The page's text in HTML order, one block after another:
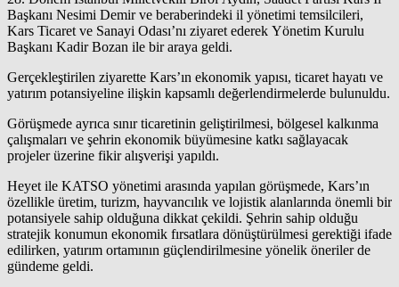
Başkanı Nesimi Demir ve beraberindeki il yönetimi temsilcileri,
Kars Ticaret ve Sanayi Odası’nı ziyaret ederek Yönetim Kurulu
Başkanı Kadir Bozan ile bir araya geldi.
Gerçekleştirilen ziyarette Kars’ın ekonomik yapısı, ticaret hayatı ve
yatırım potansiyeline ilişkin kapsamlı değerlendirmelerde bulunuldu.
Görüşmede ayrıca sınır ticaretinin geliştirilmesi, bölgesel kalkınma
çalışmaları ve şehrin ekonomik büyümesine katkı sağlayacak
projeler üzerine fikir alışverişi yapıldı.
Heyet ile KATSO yönetimi arasında yapılan görüşmede, Kars’ın
özellikle üretim, turizm, hayvancılık ve lojistik alanlarında önemli bir
potansiyele sahip olduğuna dikkat çekildi. Şehrin sahip olduğu
stratejik konumun ekonomik fırsatlara dönüştürülmesi gerektiği ifade
edilirken, yatırım ortamının güçlendirilmesine yönelik öneriler de
gündeme geldi.